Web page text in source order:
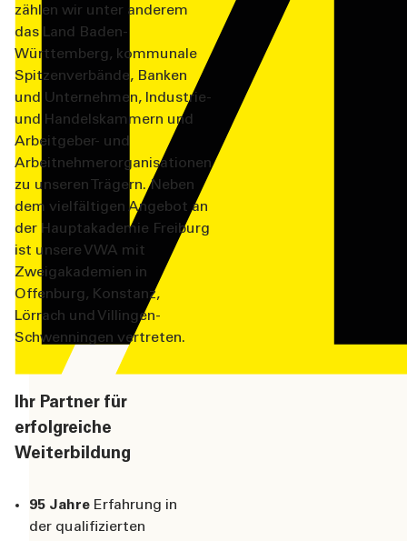
Studiengänge
zählen wir unter anderem
das Land Baden-
Württemberg, kommunale
Spitzenverbände, Banken
und Unternehmen, Industrie-
und Handelskammern und
Arbeitgeber- und
Arbeitnehmerorganisationen
zu unseren Trägern. Neben
dem vielfältigen Angebot an
der Hauptakademie Freiburg
ist unsere VWA mit
Zweigakademien in
Offenburg, Konstanz,
Lörrach und Villingen-
Schwenningen vertreten.
Ihr Partner für
erfolgreiche
Weiterbildung
95 Jahre Erfahrung in
der qualifizierten